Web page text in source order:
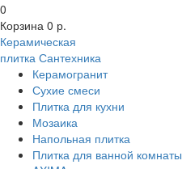
0
Корзина 0 р.
Керамическая
плитка Сантехника
Керамогранит
Сухие смеси
Плитка для кухни
Мозаика
Напольная плитка
Плитка для ванной комнаты